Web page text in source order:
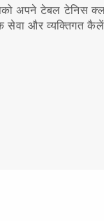
अपने टेबल टेनिस
और व्यक्तिगत